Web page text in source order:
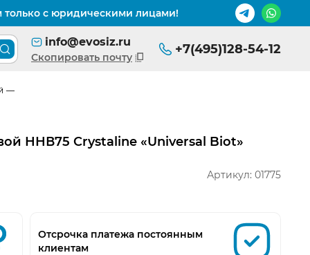
только с юридическими лицами!
Поиск товара по каталогу
info@evosiz.ru
Скопировать почту
+7(495)128-54-12
ННВ75 Crystaline «Universal Biot»
Артикул: 01775
Отсрочка платежа постоянным
клиентам